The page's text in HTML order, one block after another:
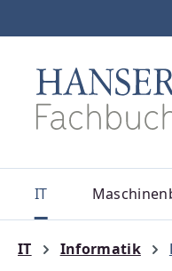
Zur
IT
IT Informatik